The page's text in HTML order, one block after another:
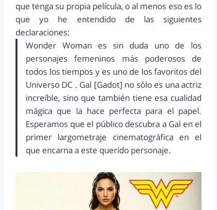
que tenga su propia película, o al menos eso es lo
que yo he entendido de las siguientes
declaraciones:
Wonder Woman es sin duda uno de los
personajes femeninos más poderosos de
todos los tiempos y es uno de los favoritos del
Universo DC . Gal [Gadot] no sólo es una actriz
increíble, sino que también tiene esa cualidad
mágica que la hace perfecta para el papel.
Esperamos que el público descubra a Gal en el
primer largometraje cinematográfica en el
que encarna a este querido personaje.